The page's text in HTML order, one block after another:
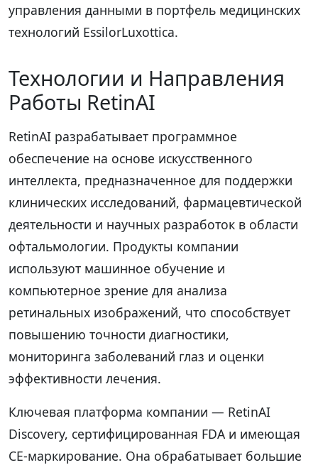
управления данными в портфель медицинских
технологий EssilorLuxottica.
Технологии и Направления
Работы RetinAI
RetinAI разрабатывает программное
обеспечение на основе искусственного
интеллекта, предназначенное для поддержки
клинических исследований, фармацевтической
деятельности и научных разработок в области
офтальмологии. Продукты компании
используют машинное обучение и
компьютерное зрение для анализа
ретинальных изображений, что способствует
повышению точности диагностики,
мониторинга заболеваний глаз и оценки
эффективности лечения.
Ключевая платформа компании — RetinAI
Discovery, сертифицированная FDA и имеющая
CE-маркирование. Она обрабатывает большие